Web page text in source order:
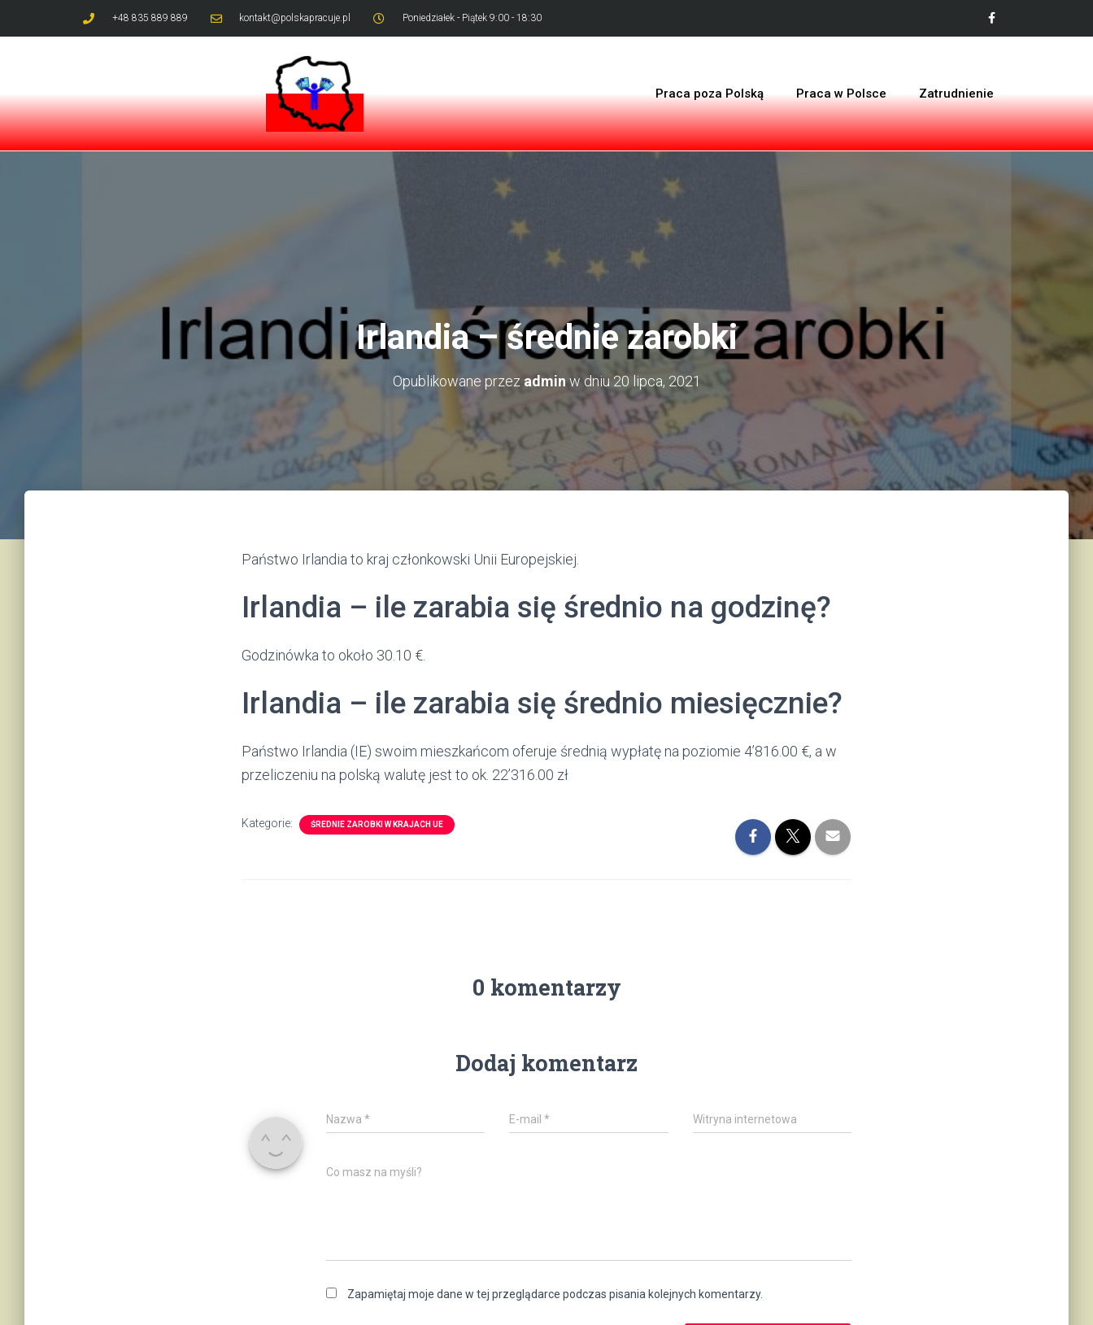
+48 835 889 889 kontakt@polskapracuje.pl Poniedziałek - Piątek 9:00 - 18:30
Praca poza Polską Praca w Polsce Zatrudnienie
Irlandia – średnie zarobki
Opublikowane przez adminw dniu 20 lipca, 2021
Państwo Irlandia to kraj członkowski Unii Europejskiej.
Irlandia – ile zarabia się średnio na godzinę?
Godzinówka to około 30.10 €.
Irlandia – ile zarabia się średnio miesięcznie?
Państwo Irlandia (IE) swoim mieszkańcom oferuje średnią wypłatę na poziomie 4’816.00 €, a w
przeliczeniu na polską walutę jest to ok. 22’316.00 zł
Kategorie: ŚREDNIE ZAROBKI W KRAJACH UE
0 komentarzy
Dodaj komentarz
Nazwa * E-mail* Witryna internetowa
Co masz na myśli?
Zapamiętaj moje dane w tej przeglądarce podczas pisania kolejnych komentarzy.